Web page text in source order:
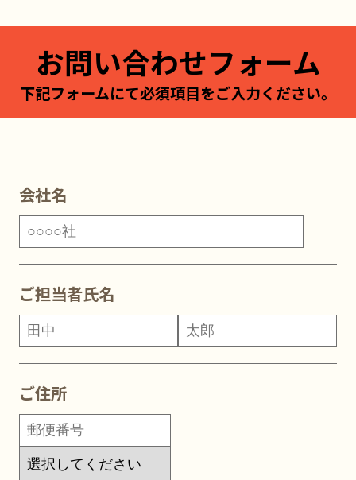
お問い合わせフォーム
下記フォームにて必須項目をご入力ください。
会社名
ご担当者氏名
ご住所
会社名
ご担当者氏名
ご住所